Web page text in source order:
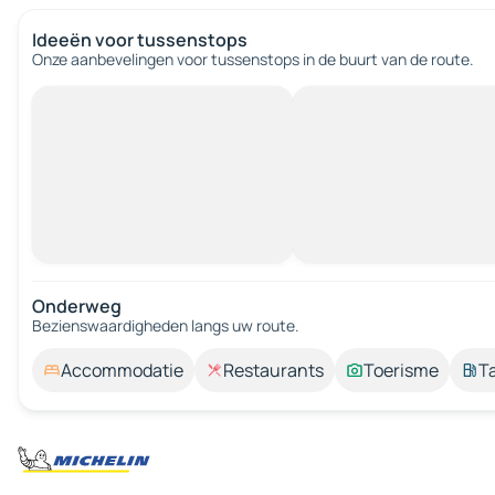
Ideeën voor tussenstops
Onze aanbevelingen voor tussenstops in de buurt van de route.
Onderweg
Bezienswaardigheden langs uw route.
Accommodatie Restaurants Toerisme